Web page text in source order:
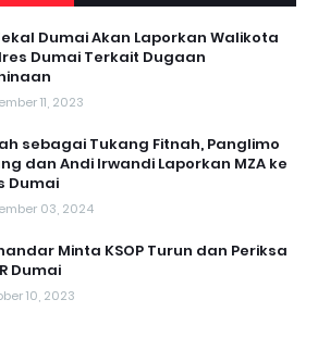
Dumai Akan Laporkan Walikota
Dumai Terkait Dugaan
11, 2023
sebagai Tukang Fitnah, Panglimo
dan Andi Irwandi Laporkan MZA ke
Dumai
03, 2024
Minta KSOP Turun dan Periksa
Dumai
10, 2023